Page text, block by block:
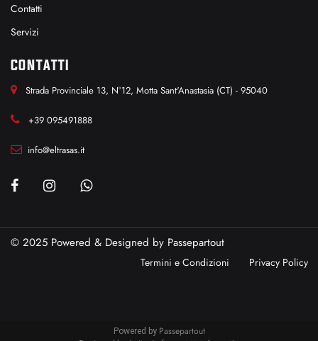
Contatti
Servizi
CONTATTI
Strada Provinciale 13, N°12, Motta Sant'Anastasia (CT) - 95040
+39 095491888
info@eltrasas.it
© 2025 Powered & Designed by Passepartout
Termini e Condizioni Privacy Policy
Powered by Passepartout